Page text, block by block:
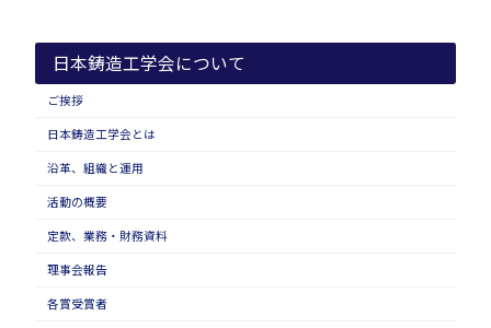
日本鋳造工学会について
ご挨拶
日本鋳造工学会とは
沿革、組織と運用
活動の概要
定款、業務・財務資料
理事会報告
各賞受賞者